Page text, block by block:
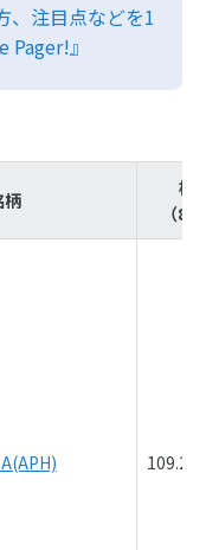
、注目点などを1
』
柄
株
（8/
109.21